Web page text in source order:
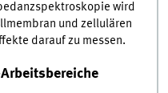
wird
und zellulären
darauf zu messen.